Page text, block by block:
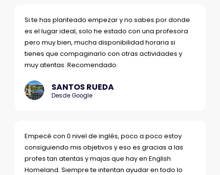
Si te has planteado empezar y no sabes por donde
es el lugar ideal, solo he estado con una profesora
pero muy bien, mucha disponibilidad horaria si
tienes que compaginarlo con otras actividades y
muy atentas. Recomendado.
SANTOS RUEDA
Desde Google
Empecé con 0 nivel de inglés, poco a poco estoy
consiguiendo mis objetivos y eso es gracias a las
profes tan atentas y majas que hay en English
Homeland. Siempre te intentan ayudar en todo lo